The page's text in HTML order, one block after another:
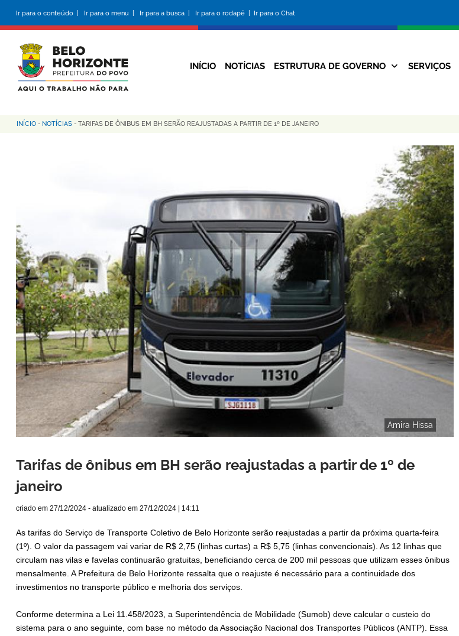
conteúdo
principal
Ir para o conteúdo | Ir para o menu | Ir para a busca | Ir para o rodapé | Ir para o Chat
da
Prefeitura
Navegação
INÍCIO NOTÍCIAS ESTRUTURA DE GOVERNO SERVIÇOS
Trilha
INÍCIO - NOTÍCIAS - TARIFAS DE ÔNIBUS EM BH SERÃO REAJUSTADAS A PARTIR DE 1º DE JANEIRO
Amira Hissa
Tarifas de ônibus em BH serão reajustadas a partir de 1º de
janeiro
criado em 27/12/2024 - atualizado em 27/12/2024 | 14:11
As tarifas do Serviço de Transporte Coletivo de Belo Horizonte serão reajustadas a partir da próxima quarta-feira
(1º). O valor da passagem vai variar de R$ 2,75 (linhas curtas) a R$ 5,75 (linhas convencionais). As 12 linhas que
circulam nas vilas e favelas continuarão gratuitas, beneficiando cerca de 200 mil pessoas que utilizam esses ônibus
mensalmente. A Prefeitura de Belo Horizonte ressalta que o reajuste é necessário para a continuidade dos
investimentos no transporte público e melhoria dos serviços.
Conforme determina a Lei 11.458/2023, a Superintendência de Mobilidade (Sumob) deve calcular o custeio do
sistema para o ano seguinte, com base no método da Associação Nacional dos Transportes Públicos (ANTP). Essa